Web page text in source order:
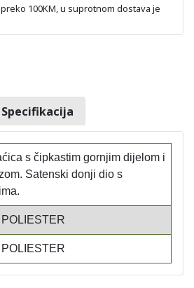
100KM, u suprotnom dostava je
Specifikacija
s čipkastim gornjim dijelom i
Satenski donji dio s